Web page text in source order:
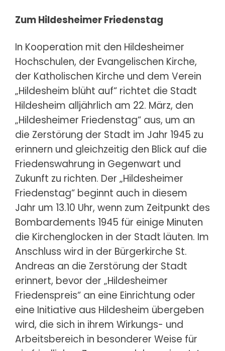
Zum Hildesheimer Friedenstag
In Kooperation mit den Hildesheimer
Hochschulen, der Evangelischen Kirche,
der Katholischen Kirche und dem Verein
„Hildesheim blüht auf“ richtet die Stadt
Hildesheim alljährlich am 22. März, den
„Hildesheimer Friedenstag“ aus, um an
die Zerstörung der Stadt im Jahr 1945 zu
erinnern und gleichzeitig den Blick auf die
Friedenswahrung in Gegenwart und
Zukunft zu richten. Der „Hildesheimer
Friedenstag“ beginnt auch in diesem
Jahr um 13.10 Uhr, wenn zum Zeitpunkt des
Bombardements 1945 für einige Minuten
die Kirchenglocken in der Stadt läuten. Im
Anschluss wird in der Bürgerkirche St.
Andreas an die Zerstörung der Stadt
erinnert, bevor der „Hildesheimer
Friedenspreis“ an eine Einrichtung oder
eine Initiative aus Hildesheim übergeben
wird, die sich in ihrem Wirkungs- und
Arbeitsbereich in besonderer Weise für